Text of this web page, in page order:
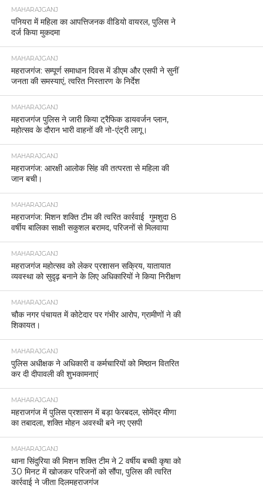
MAHARAJGANJ
पनियरा में महिला का आपत्तिजनक वीडियो वायरल, पुलिस ने
दर्ज किया मुकदमा
MAHARAJGANJ
महराजगंज: सम्पूर्ण समाधान दिवस में डीएम और एसपी ने सुनीं
जनता की समस्याएं, त्वरित निस्तारण के निर्देश
MAHARAJGANJ
महराजगंज पुलिस ने जारी किया ट्रैफिक डायवर्जन प्लान,
महोत्सव के दौरान भारी वाहनों की नो-एंट्री लागू।
MAHARAJGANJ
महराजगंज: आरक्षी आलोक सिंह की तत्परता से महिला की
जान बची।
MAHARAJGANJ
महराजगंज: मिशन शक्ति टीम की त्वरित कार्रवाई गुमशुदा 8
वर्षीय बालिका साक्षी सकुशल बरामद, परिजनों से मिलवाया
MAHARAJGANJ
महराजगंज महोत्सव को लेकर प्रशासन सक्रिय, यातायात
व्यवस्था को सुदृढ़ बनाने के लिए अधिकारियों ने किया निरीक्षण
MAHARAJGANJ
चौक नगर पंचायत में कोटेदार पर गंभीर आरोप, ग्रामीणों ने की
शिकायत।
MAHARAJGANJ
पुलिस अधीक्षक ने अधिकारी व कर्मचारियों को मिष्ठान वितरित
कर दी दीपावली की शुभकामनाएं
MAHARAJGANJ
महराजगंज में पुलिस प्रशासन में बड़ा फेरबदल, सोमेंद्र मीणा
का तबादला, शक्ति मोहन अवस्थी बने नए एसपी
MAHARAJGANJ
थाना सिंदुरिया की मिशन शक्ति टीम ने 2 वर्षीय बच्ची कृषा को
30 मिनट में खोजकर परिजनों को सौंपा, पुलिस की त्वरित
कार्रवाई ने जीता दिलमहराजगंज